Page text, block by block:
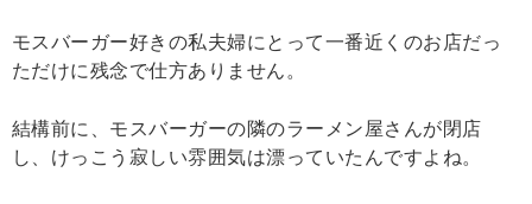
モスバーガー好きの私夫婦にとって一番近くのお店だっ
ただけに残念で仕方ありません。
結構前に、モスバーガーの隣のラーメン屋さんが閉店
し、けっこう寂しい雰囲気は漂っていたんですよね。